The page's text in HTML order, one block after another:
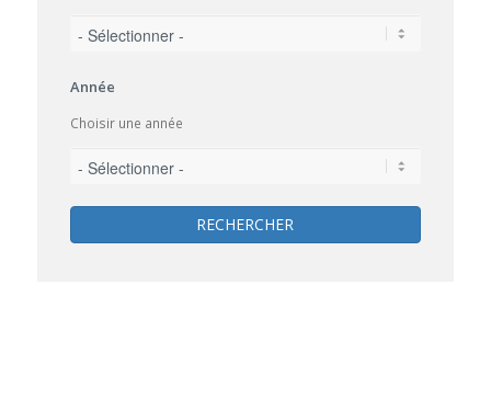
Année
Choisir une année
RECHERCHER